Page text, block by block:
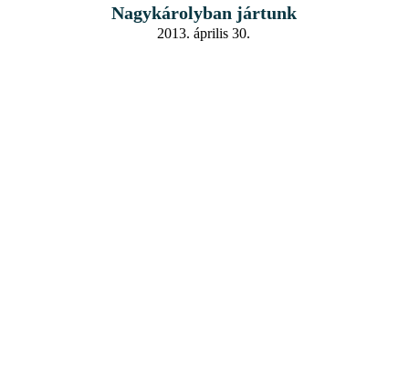
Nagykárolyban jártunk
2013. április 30.